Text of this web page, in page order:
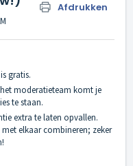
Afdrukken
gratis.
moderatieteam komt je
te staan.
extra te laten opvallen.
elkaar combineren; zeker